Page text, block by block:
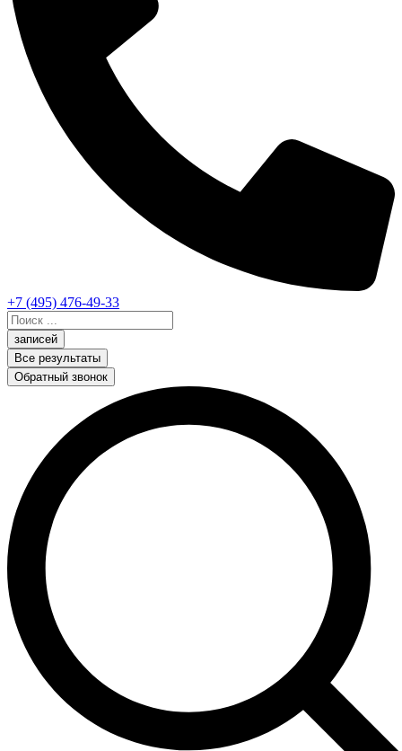
+7 (495) 476-49-33
Search
...записей
Все результаты
Обратный звонок